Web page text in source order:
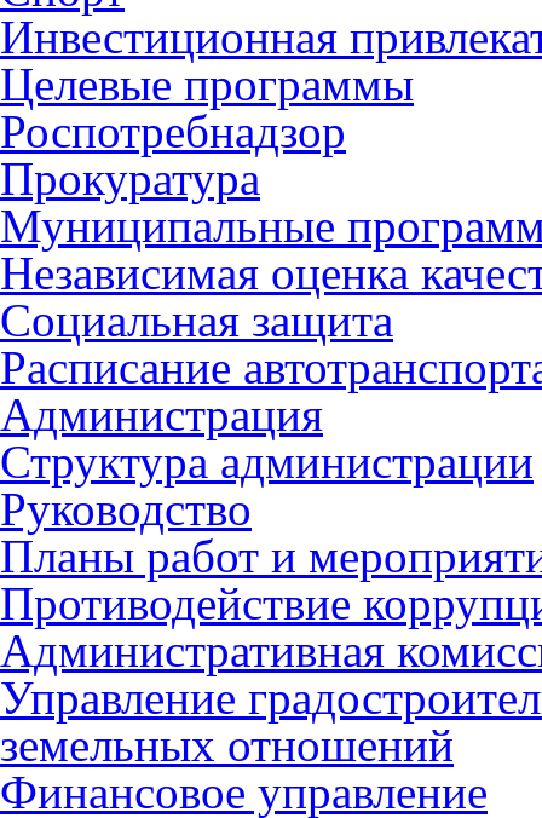
Инвестиционная
Целевые программы
Роспотребнадзор
Прокуратура
Муниципальные
Независимая оценка
Социальная защита
Расписание
Администрация
Структура администрации
Руководство
Планы работ и
Противодействие
Административная
Управление
земельных отношений
Финансовое управление